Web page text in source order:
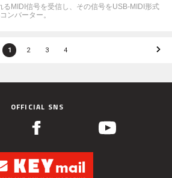
るMIDI信号を受信し、その信号をUSB-MIDI形式
ンバーター。
1 2 3 4
OFFICIAL SNS